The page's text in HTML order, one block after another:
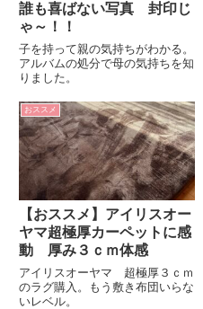
誰も喜ばない写真 封印じ
ゃ～！！
子を持って親の気持ちがわかる。
アルバムの処分で母の気持ちを知
りました。
おススメ
【おススメ】アイリスオー
ヤマ超極厚カーペットに感
動 厚み３ｃｍ体感
アイリスオーヤマ 超極厚３ｃｍ
のラグ購入。もう敷き布団いらな
いレベル。